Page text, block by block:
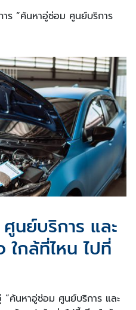
ร “ค้นหาอู่ซ่อม ศูนย์บริการ
นย์บริการ และ
ใกล้ที่ไหน ไปที่
“ค้นหาอู่ซ่อม ศูนย์บริการ และ